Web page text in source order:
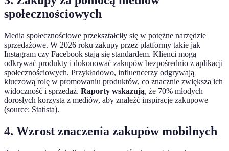
społecznościowych
Media społecznościowe przekształciły się w potężne narzędzie
sprzedażowe. W 2026 roku zakupy przez platformy takie jak
Instagram czy Facebook stają się standardem. Klienci mogą
odkrywać produkty i dokonować zakupów bezpośrednio z aplikacji
społecznościowych. Przykładowo, influencerzy odgrywają
kluczową rolę w promowaniu produktów, co znacznie zwiększa ich
widoczność i sprzedaż. Raporty wskazują, że 70% młodych
dorosłych korzysta z mediów, aby znaleźć inspiracje zakupowe
(source: Statista).
4. Wzrost znaczenia zakupów mobilnych